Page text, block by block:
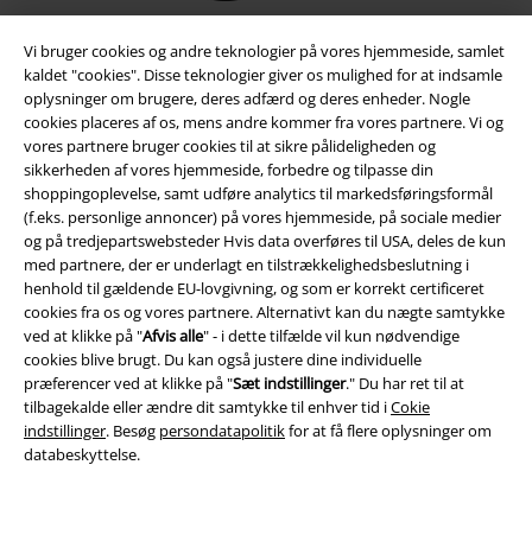
Vi bruger cookies og andre teknologier på vores hjemmeside, samlet
kaldet "cookies". Disse teknologier giver os mulighed for at indsamle
oplysninger om brugere, deres adfærd og deres enheder. Nogle
cookies placeres af os, mens andre kommer fra vores partnere. Vi og
vores partnere bruger cookies til at sikre pålideligheden og
sikkerheden af ​​vores hjemmeside, forbedre og tilpasse din
shoppingoplevelse, samt udføre analytics til markedsføringsformål
(f.eks. personlige annoncer) på vores hjemmeside, på sociale medier
og på tredjepartswebsteder Hvis data overføres til USA, deles de kun
med partnere, der er underlagt en tilstrækkelighedsbeslutning i
henhold til gældende EU-lovgivning, og som er korrekt certificeret
cookies fra os og vores partnere. Alternativt kan du nægte samtykke
ved at klikke på "Afvis alle" - i dette tilfælde vil kun nødvendige
cookies blive brugt. Du kan også justere dine individuelle
præferencer ved at klikke på "Sæt indstillinger." Du har ret til at
tilbagekalde eller ændre dit samtykke til enhver tid iCokie
indstillinger. Besøg persondatapolitikfor at få flere oplysninger om
databeskyttelse.
Juridisk
Salgs-, medlems- & leveringsbetingelser
Om EMP Danmark
Persondatapolitik
Bortskaffelse af affald og miljøbeskyttelse